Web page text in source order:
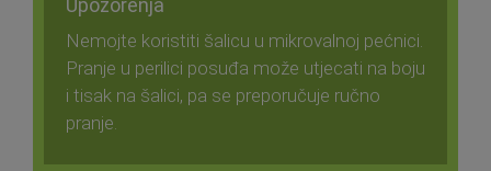
Upozorenja
Nemojte koristiti šalicu u mikrovalnoj pećnici.
Pranje u perilici posuđa može utjecati na boju
i tisak na šalici, pa se preporučuje ručno
pranje.